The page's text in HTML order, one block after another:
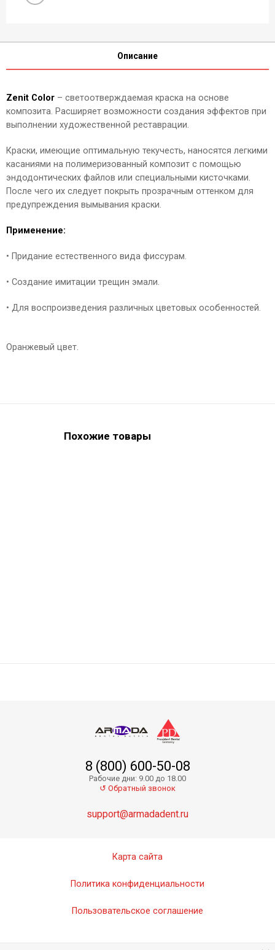
Описание
Zenit Color – светоотверждаемая краска на основе
композита. Расширяет возможности создания эффектов при
выполнении художественной реставрации.
Краски, имеющие оптимальную текучесть, наносятся легкими
касаниями на полимеризованный композит с помощью
эндодонтических файлов или специальными кисточками.
После чего их следует покрыть прозрачным оттенком для
предупреждения вымывания краски.
Применение:
• Придание естественного вида фиссурам.
• Создание имитации трещин эмали.
• Для воспроизведения различных цветовых особенностей.
Оранжевый цвет.
Похожие товары
Zenit Color Темно-коричневый - композитная
Скоро в продаже
8 (800) 600-50-08
Рабочие дни: 9.00 до 18.00
↺ Обратный звонок
support@armadadent.ru
Карта сайта
Политика конфиденциальности
Пользовательское соглашение